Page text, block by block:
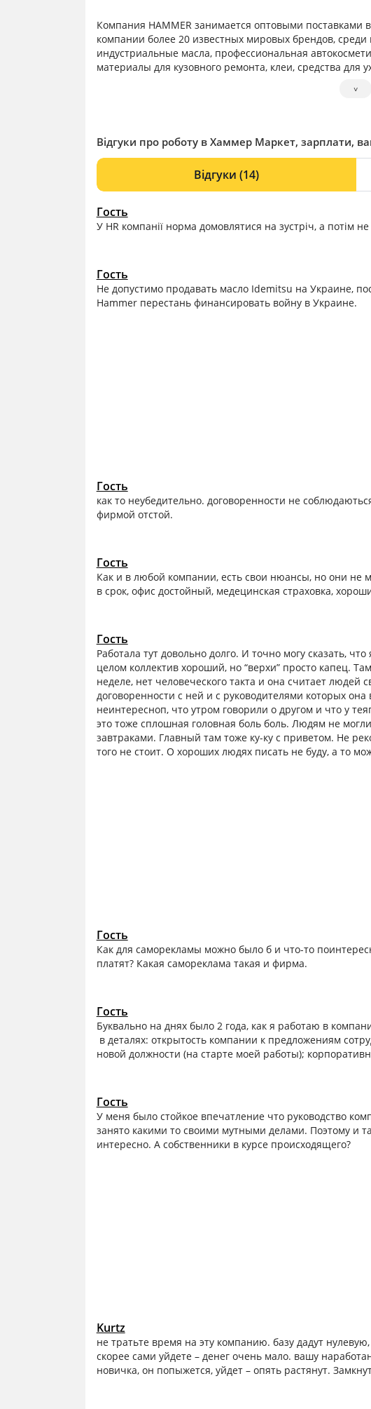
Компания HAMMER занимается оптовыми поставками
компании более 20 известных мировых брендов,
индустриальные масла, профессиональная
материалы для кузовного ремонта, клеи, средства для
˅
Відгуки про роботу в Хаммер Маркет, зарплати,
Відгуки (14)
Гость
У HR компанії норма домовлятися на зустріч, а потім
Гость
Не допустимо продавать масло Idemitsu на Украине,
Hammer перестань финансировать войну в Украине.
Гость
как то неубедительно. договоренности не
фирмой отстой.
Гость
Как и в любой компании, есть свои нюансы, но они не
в срок, офис достойный, медецинская страховка,
Гость
Работала тут довольно долго. И точно могу сказать,
целом коллектив хороший, но “верхи” просто капец.
неделе, нет человеческого такта и она считает
договоренности с ней и с руководителями которых
неинтересноп, что утром говорили о другом и что у
это тоже сплошная головная боль боль. Людям не
завтраками. Главный там тоже ку-ку с приветом. Не
того не стоит. О хороших людях писать не буду, а то
Гость
Как для саморекламы можно было б и что-то
платят? Какая самореклама такая и фирма.
Гость
Буквально на днях было 2 года, как я работаю в
в деталях: открытость компании к предложениям
новой должности (на старте моей работы);
Гость
У меня было стойкое впечатление что руководство
занято какими то своими мутными делами. Поэтому и
интересно. А собственники в курсе происходящего?
Kurtz
не тратьте время на эту компанию. базу дадут
скорее сами уйдете – денег очень мало. вашу
новичка, он попыжется, уйдет – опять растянут.